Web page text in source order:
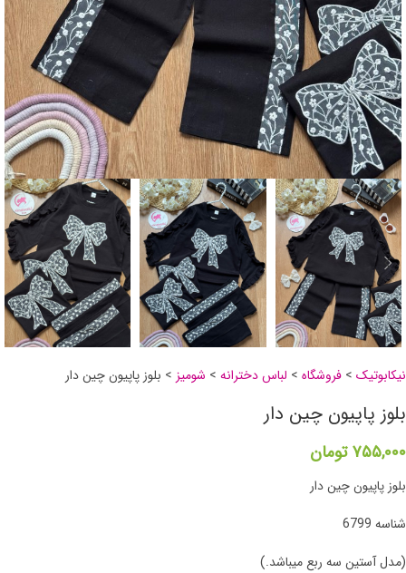
نیکابوتیک > فروشگاه > لباس دخترانه > شومیز > بلوز پاپیون چین دار
بلوز پاپیون چین دار
۷۵۵,۰۰۰ تومان
بلوز پاپیون چین دار
شناسه 6799
(مدل آستین سه ربع میباشد.)